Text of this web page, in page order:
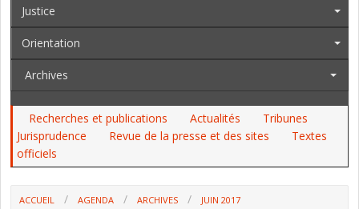
Justice
Orientation
Archives
Recherches et publications Actualités
Tribunes
Jurisprudence
Revue de la presse et des sites
Textes
officiels
ACCUEIL AGENDA ARCHIVES JUIN 2017